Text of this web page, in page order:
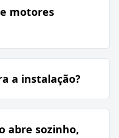
motores
a instalação?
abre sozinho,